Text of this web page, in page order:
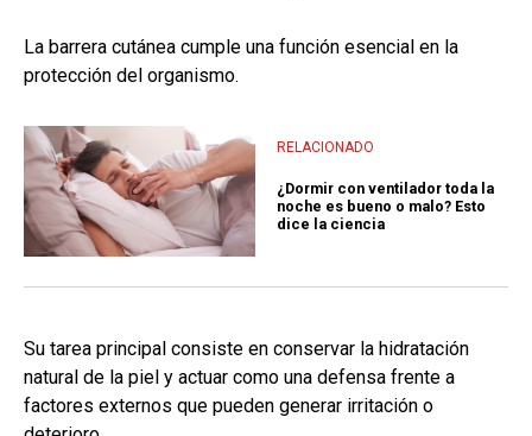
La barrera cutánea cumple una función esencial en la
protección del organismo.
RELACIONADO
¿Dormir con ventilador toda la
noche es bueno o malo? Esto
dice la ciencia
Su tarea principal consiste en conservar la hidratación
natural de la piel y actuar como una defensa frente a
factores externos que pueden generar irritación o